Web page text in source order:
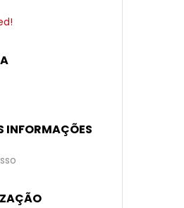
INFORMAÇÕES